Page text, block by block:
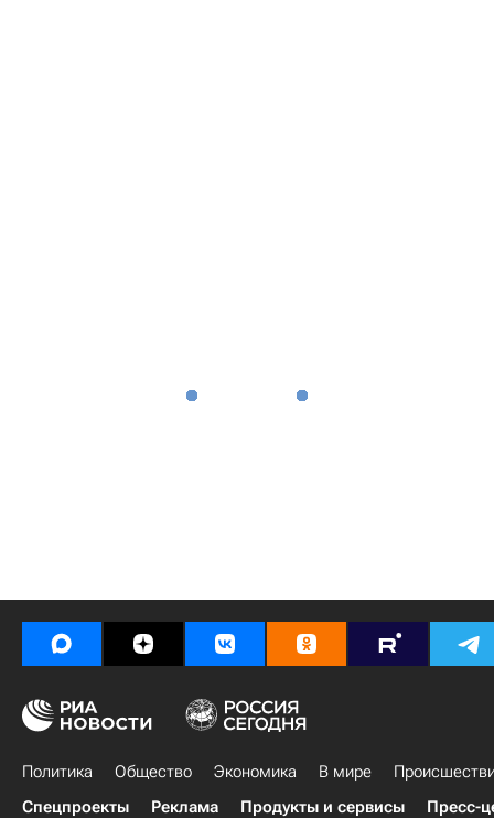
Политика Общество Экономика В мире
Спецпроекты
Реклама Продукты и сервисы Пресс-